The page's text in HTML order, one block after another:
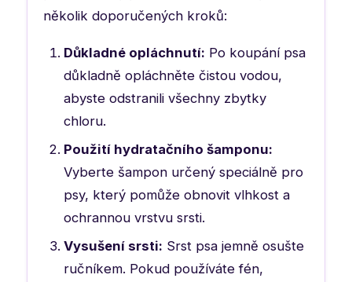
několik doporučených kroků:
Důkladné opláchnutí: Po koupání psa
důkladně opláchněte čistou vodou,
abyste odstranili všechny zbytky
chloru.
Použití hydratačního šamponu:
Vyberte šampon určený speciálně pro
psy, který pomůže obnovit vlhkost a
ochrannou vrstvu srsti.
Vysušení srsti: Srst psa jemně osušte
ručníkem. Pokud používáte fén,